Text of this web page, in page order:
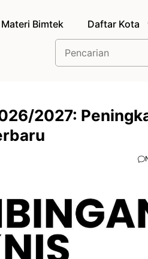
Materi Bimtek Daftar Kota
2027: